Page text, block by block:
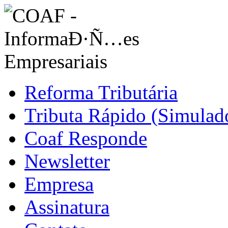
Reforma Tributária
Tributa Rápido
Coaf Responde
Newsletter
Empresa
Assinatura